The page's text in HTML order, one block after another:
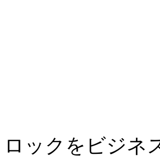
ロックをビジネ